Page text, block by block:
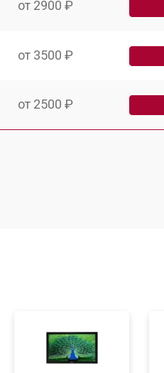
от 2900 ₽
от 3500 ₽
от 2500 ₽
от 2600 ₽